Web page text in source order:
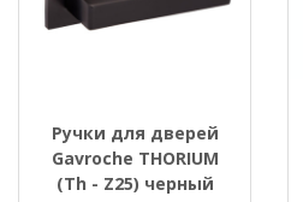
Ручки для дверей
Gavroche THORIUM
(Th - Z25) черный